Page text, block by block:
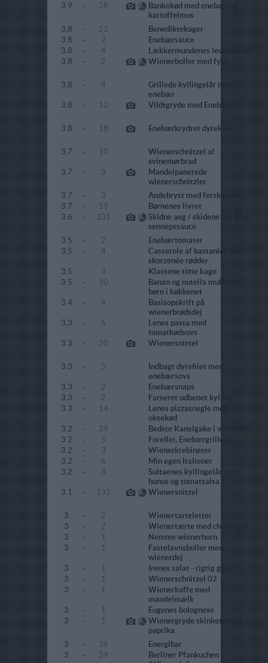
3.9
- 28
Bankekød med enebær og
kartoffelmos
3.8
- 23
Benediktekager
3.8
- 2
Enebærsauce
3.8
- 4
Lækkermundenes leverpostej
3.8
- 2 Wienerboller med fyld
3.8 - 4
Grillede kyllingelår med
enebær
3.8
- 12 Vildtgryde med Enebær
3.8 - 18 Enebærkrydret dyrekølle
3.7 - 10
Wienerschnitzel af
svinemørbrad
3.7
- 3
Mandelpanerede
wienerschnitzler
3.7
- 3
Andebryst med ferskener
3.7
- 13
Børnenes livret
3.6
- 101
Skidne aeg / skidene æg med
sennepssauce
3.5
- 2
Enebærtomater
3.5
- 4
Casserole af kastanier med
skorzenée rødder
3.5
- 3
Klassene time kage
3.5
- 10
Banan og nutella muffins til
børn i køkkenet
3.4
- 4
Basisopskrift på
wienerbrødsdej
3.3
- 6
Lenes pasta med
tomatkødsovs
3.3
- 20 Wienersnitsel
3.3 - 5
Indbagt dyrefilet med
enebærsovs
3.3
- 2
Enebærsnaps
3.3
- 2
Farseret udbenet kylling
3.3
- 14
Lenes pizzasnegle med
oksekød
3.2
- 39
Bedste Kanelgake i verdenen
3.2
- 5
Foreller, Enebærgrillede
3.2
- 3
Wienerkrebineter
3.2
- 6
Min egen Italiener
3.2
- 3
Sultaenes kyllingelår med
hunus og tomatsalsa
3.1
- 132 Wienersnitzel
3 - 2
Wienertarteletter
3
- 2
Wienertærte med chokolade
3
- 1
Nemme wienerhorn
3
- 1
Fastelavnsboller med
wienerdej
3
- 1
Irenes salat - rigtig god
3
- 1
Wienerschnitzel 02
3
- 1
Wienerkaffe med
mandelmælk
3
- 1
Eugenes bolognese
3
- 1
Wienergryde skinketern og
paprika
3
- 36
Energibar
3
- 39
Berliner Pfankuchen